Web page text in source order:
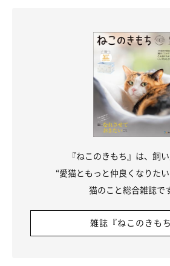
雷の音が苦手なロシアンブルーの司くん
ソファの下に隠れて様子を伺っているそ
『ねこのきもち』は、飼
“愛猫ともっと仲良くなりた
猫のこと総合雑誌で
雑誌『ねこのきもち